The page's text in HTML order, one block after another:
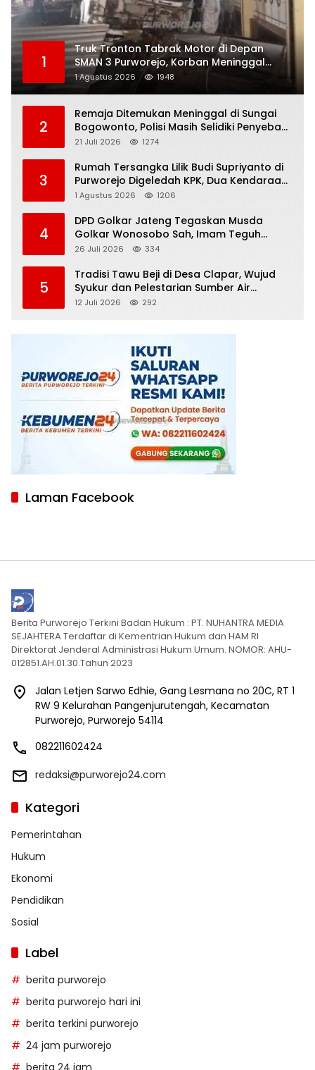
1
Truk Tronton Tabrak Motor di Depan
SMAN 3 Purworejo, Korban Meninggal
Dunia, Polisi Masih Selidiki Penyebab
1 Agustus 2026 1948
2
Remaja Ditemukan Meninggal di Sungai
Bogowonto, Polisi Masih Selidiki Penyebab
Kematian
21 Juli 2026 1274
3
Rumah Tersangka Lilik Budi Supriyanto di
Purworejo Digeledah KPK, Dua Kendaraan
Diamankan
1 Agustus 2026 1206
4
DPD Golkar Jateng Tegaskan Musda
Golkar Wonosobo Sah, Imam Teguh
Purnomo Terpilih Secara Aklamasi
26 Juli 2026 334
5
Tradisi Tawu Beji di Desa Clapar, Wujud
Syukur dan Pelestarian Sumber Air
Kehidupan yang Tak Pernah Kering
12 Juli 2026 292
Laman Facebook
Berita Purworejo Terkini Badan Hukum : PT. NUHANTRA MEDIA
SEJAHTERA Terdaftar di Kementrian Hukum dan HAM RI
Direktorat Jenderal Administrasi Hukum Umum. NOMOR: AHU-
012851.AH.01.30.Tahun 2023
Jalan Letjen Sarwo Edhie, Gang Lesmana no 20C, RT 1
RW 9 Kelurahan Pangenjurutengah, Kecamatan
Purworejo, Purworejo 54114
082211602424
redaksi@purworejo24.com
Kategori
Pemerintahan
Hukum
Ekonomi
Pendidikan
Sosial
Label
berita purworejo
berita purworejo hari ini
berita terkini purworejo
24 jam purworejo